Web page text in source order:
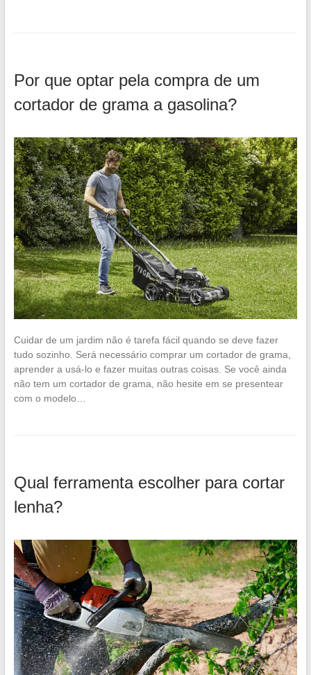
Por que optar pela compra de um
cortador de grama a gasolina?
Cuidar de um jardim não é tarefa fácil quando se deve fazer
tudo sozinho. Será necessário comprar um cortador de grama,
aprender a usá-lo e fazer muitas outras coisas. Se você ainda
não tem um cortador de grama, não hesite em se presentear
com o modelo…
Qual ferramenta escolher para cortar
lenha?